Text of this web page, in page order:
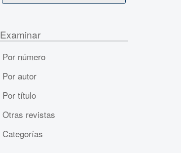
Examinar
Por número
Por autor
Por título
Otras revistas
Categorías